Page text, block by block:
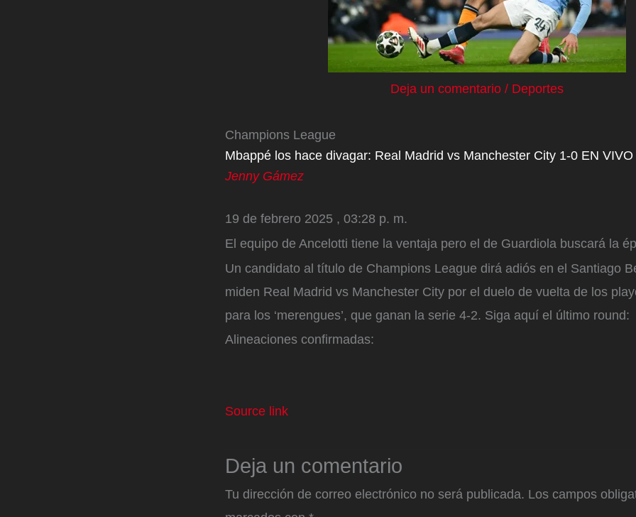
Deja un comentario / Deportes
Champions League
Mbappé los hace divagar: Real Madrid vs Manchester City 1-0 EN VIVO
Jenny Gámez
19 de febrero 2025 , 03:28 p. m.
El equipo de Ancelotti tiene la ventaja pero el de Guardiola buscará la
Un candidato al título de Champions League dirá adiós en el Santiago
miden Real Madrid vs Manchester City por el duelo de vuelta de los
para los ‘merengues’, que ganan la serie 4-2. Siga aquí el último round:
Alineaciones confirmadas:
Source link
Deja un comentario
Tu dirección de correo electrónico no será publicada. Los campos